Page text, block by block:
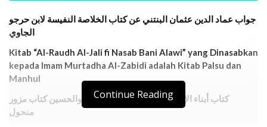
جواب عماد الدين عثمان البنتني عن كتاب الخلاصة النفيسة لابن حرجو
الجاوي
Kitab “Al-Raudh Al-Jali fi Nasab Bani Alawi” yang Dinasabkan
kepada Imam Murtadha Al-Zabidi adalah Kitab Palsu dan
Manhul
كتاب أبناء الإمام في مصر والشام الحسن والحسين كتاب مزور
منحول
Continue Reading